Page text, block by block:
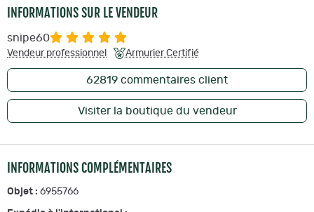
INFORMATIONS SUR LE VENDEUR
snipe60
Vendeur professionnel Armurier Certifié
62819 commentaires client
Visiter la boutique du vendeur
INFORMATIONS COMPLÉMENTAIRES
Objet : 6955766